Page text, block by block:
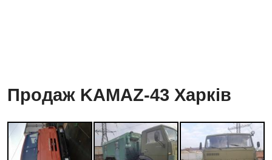
Продаж KAMAZ-43 Харків